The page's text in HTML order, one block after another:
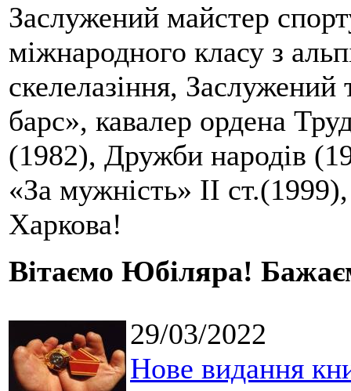
Заслужений майстер
міжнародного класу з
скелелазіння,
барс», кавалер ордена
(1982), Дружби народів
«За мужність» II
Харкова!
Вітаємо Юбіляра!
29/03/2022
Нове видання